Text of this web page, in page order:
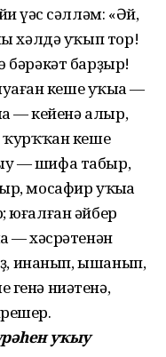
үәс сәлләм: «Әй,
хәлдә уҡып тор!
барҙыр!
кеше уҡыһа —
— кейенә алыр,
ҡурҡҡан кеше
— шифа табыр,
мосафир уҡыһа
юғалған әйбер
— хәсрәтенән
инанып, ышанып,
ниәтенә,
уҡыу